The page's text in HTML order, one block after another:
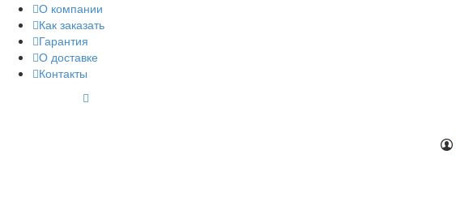
О компании
Как заказать
Гарантия
О доставке
Контакты